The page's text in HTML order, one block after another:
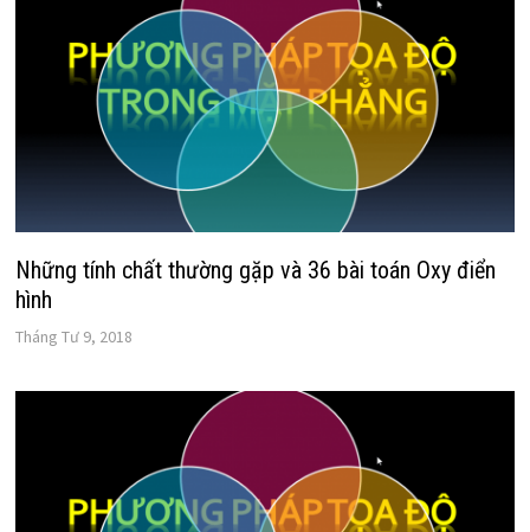
Những tính chất thường gặp và 36 bài toán Oxy điển
hình
Tháng Tư 9, 2018